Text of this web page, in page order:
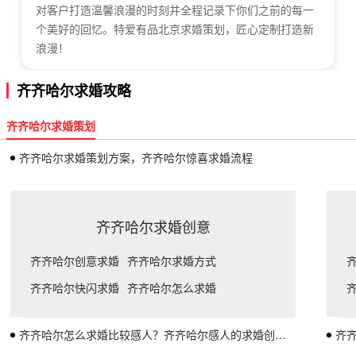
对客户打造温馨浪漫的时刻并全程记录下你们之前的每一
个美好的回忆。特爱有品北京求婚策划，匠心定制打造新
浪漫！
齐齐哈尔求婚攻略
齐齐哈尔求婚策划
齐齐哈尔求婚策划方案，齐齐哈尔惊喜求婚流程
齐齐哈尔求婚创意
齐齐哈尔创意求婚 齐齐哈尔求婚方式
齐齐哈尔快闪求婚 齐齐哈尔怎么求婚
齐齐哈尔怎么求婚比较感人？齐齐哈尔感人的求婚创意点子 齐